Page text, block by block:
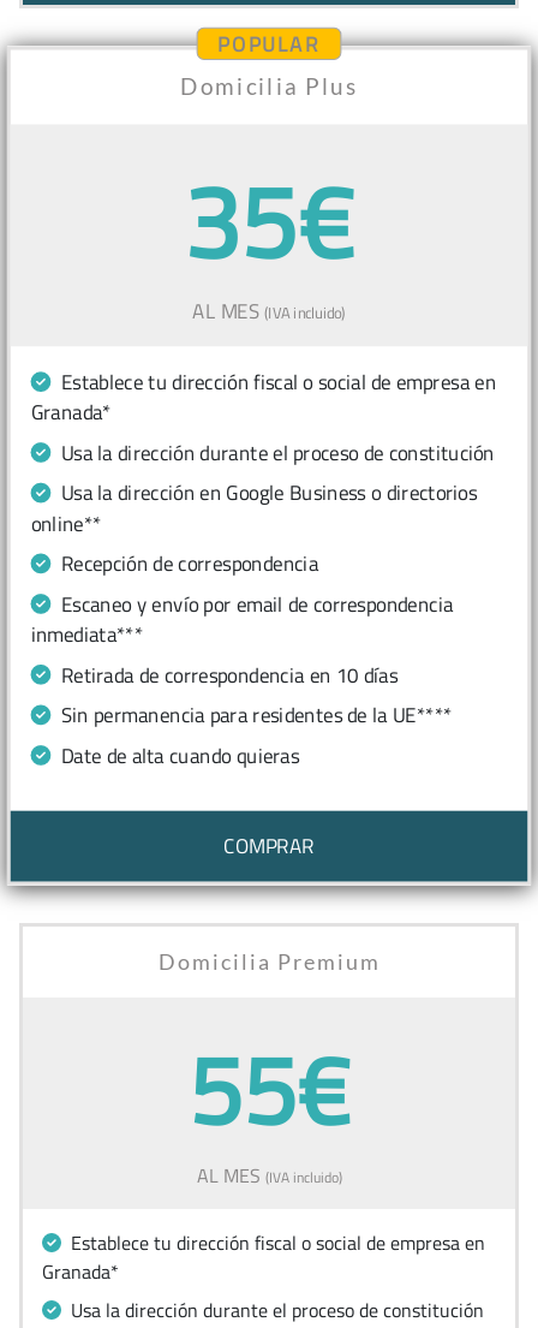
POPULAR
Domicilia Plus
35€
AL MES(IVA incluido)
Establece tu dirección fiscal o social de empresa en
Granada*
Usa la dirección durante el proceso de constitución
Usa la dirección en Google Business o directorios
online**
Recepción de correspondencia
Escaneo y envío por email de correspondencia
inmediata***
Retirada de correspondencia en 10 días
Sin permanencia para residentes de la UE****
Date de alta cuando quieras
COMPRAR
Domicilia Premium
55€
AL MES (IVA incluido)
Establece tu dirección fiscal o social de empresa en
Granada*
Usa la dirección durante el proceso de constitución